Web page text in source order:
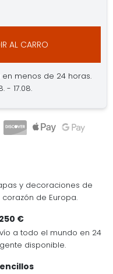
AL CARRO
en menos de 24 horas.
- 17.08.
y decoraciones de
de Europa.
€
a todo el mundo en 24
disponible.